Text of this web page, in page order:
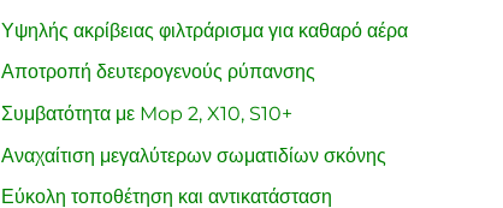
Υψηλής ακρίβειας φιλτράρισμα για καθαρό αέρα
Αποτροπή δευτερογενούς ρύπανσης
Συμβατότητα με Mop 2, X10, S10+
Αναχαίτιση μεγαλύτερων σωματιδίων σκόνης
Εύκολη τοποθέτηση και αντικατάσταση